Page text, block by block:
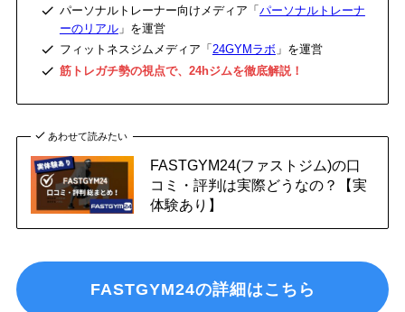
パーソナルトレーナー向けメディア「 パーソナルトレーナ
ーのリアル」を運営
フィットネスジムメディア「 24GYMラボ」を運営
筋トレガチ勢の視点で、24hジムを徹底解説！
あわせて読みたい
FASTGYM24(ファストジム)の口
コミ・評判は実際どうなの？【実
体験あり】
FASTGYM24の詳細はこちら